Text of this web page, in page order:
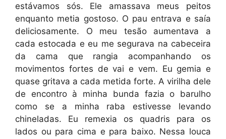
estávamos sós. Ele amassava meus peitos
enquanto metia gostoso. O pau entrava e saía
deliciosamente. O meu tesão aumentava a
cada estocada e eu me segurava na cabeceira
da cama que rangia acompanhando os
movimentos fortes de vai e vem. Eu gemia e
quase gritava a cada metida forte. A virilha dele
de encontro à minha bunda fazia o barulho
como se a minha raba estivesse levando
chineladas. Eu remexia os quadris para os
lados ou para cima e para baixo. Nessa louca